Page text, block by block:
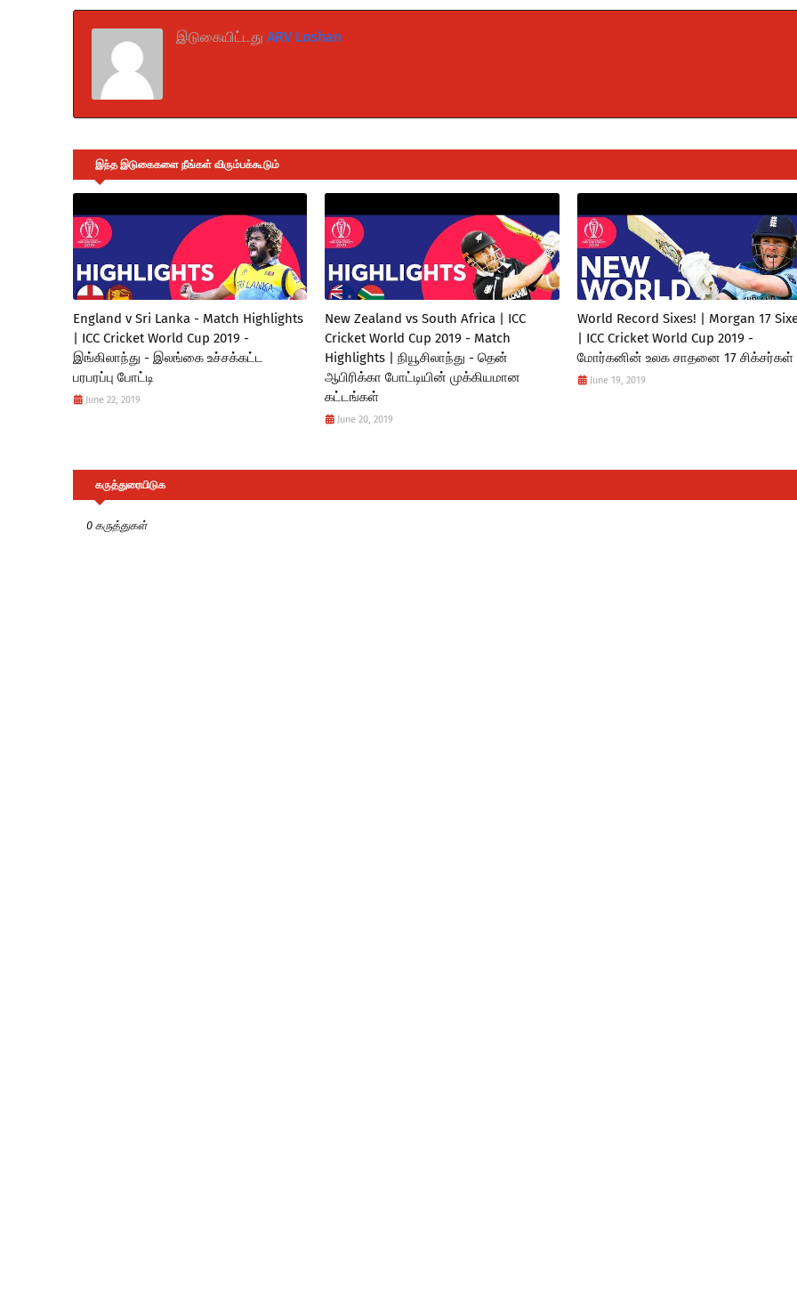
இடுகையிட்டது ARV Loshan
இந்த இடுகைகளை நீங்கள் விரும்பக்கூடும்
England v Sri Lanka - Match Highlights
| ICC Cricket World Cup 2019 -
இங்கிலாந்து - இலங்கை உச்சக்கட்ட
பரபரப்பு போட்டி
June 22, 2019
New Zealand vs South Africa | ICC
Cricket World Cup 2019 - Match
Highlights | நியூசிலாந்து - தென்
ஆபிரிக்கா போட்டியின் முக்கியமான
கட்டங்கள்
June 20, 2019
World Record Sixes! | Morgan 17
| ICC Cricket World Cup 2019 -
மோர்கனின் உலக சாதனை 17 சிக்சர்கள்
June 19, 2019
கருத்துரையிடுக
0 கருத்துகள்